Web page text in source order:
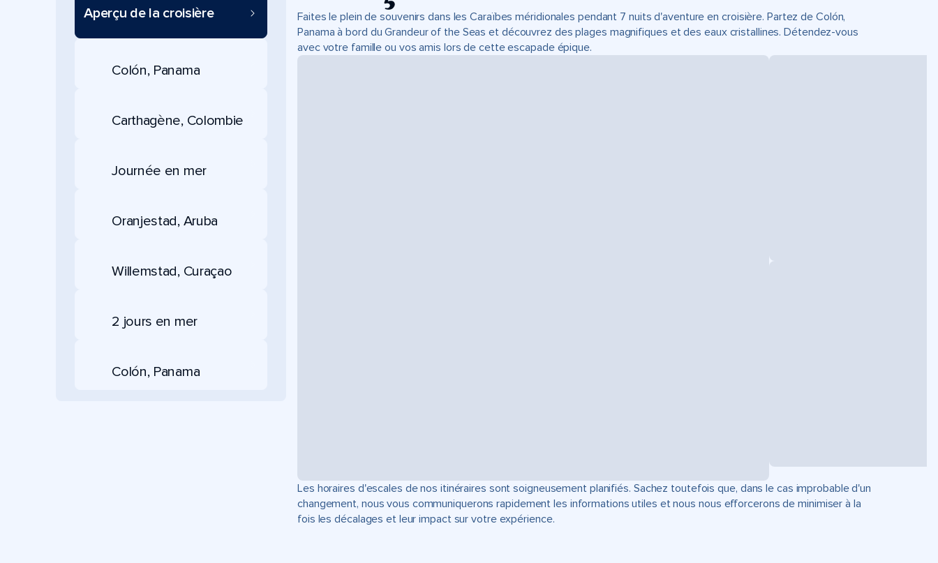
Aperçu de la croisière
Colón, Panama
Carthagène, Colombie
Journée en mer
Oranjestad, Aruba
Willemstad, Curaçao
2 jours en mer
Colón, Panama
Faites le plein de souvenirs dans les Caraïbes méridionales pendant 7 nuits d'aventure en croisière. Partez de Colón,
Panama à bord du Grandeur of the Seas et découvrez des plages magnifiques et des eaux cristallines. Détendez-vous
avec votre famille ou vos amis lors de cette escapade épique.
Les horaires d'escales de nos itinéraires sont soigneusement planifiés. Sachez toutefois que, dans le cas improbable d'un
changement, nous vous communiquerons rapidement les informations utiles et nous nous efforcerons de minimiser à la
fois les décalages et leur impact sur votre expérience.